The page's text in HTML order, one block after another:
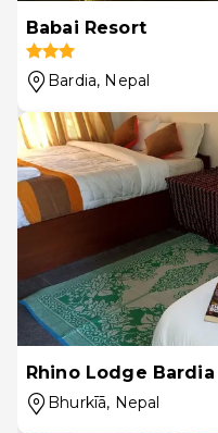
Babai Resort
Bardia, Nepal
Rhino Lodge Bardia
Bhurkīā, Nepal